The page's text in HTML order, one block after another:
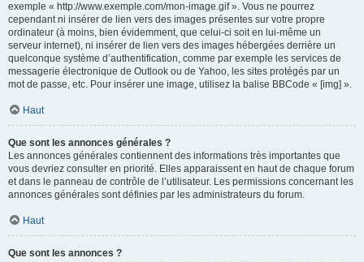
exemple « http://www.exemple.com/mon-image.gif ». Vous ne pourrez
cependant ni insérer de lien vers des images présentes sur votre propre
ordinateur (à moins, bien évidemment, que celui-ci soit en lui-même un
serveur internet), ni insérer de lien vers des images hébergées derrière un
quelconque système d’authentification, comme par exemple les services de
messagerie électronique de Outlook ou de Yahoo, les sites protégés par un
mot de passe, etc. Pour insérer une image, utilisez la balise BBCode « [img] ».
Haut
Que sont les annonces générales ?
Les annonces générales contiennent des informations très importantes que
vous devriez consulter en priorité. Elles apparaissent en haut de chaque forum
et dans le panneau de contrôle de l’utilisateur. Les permissions concernant les
annonces générales sont définies par les administrateurs du forum.
Haut
Que sont les annonces ?